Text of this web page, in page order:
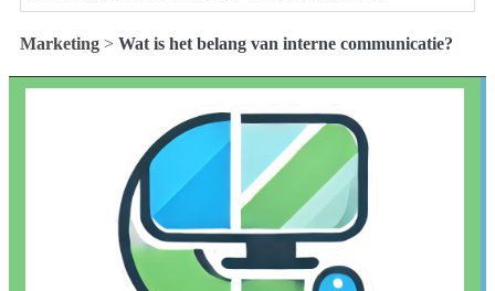
Marketing > Wat is het belang van interne communicatie?